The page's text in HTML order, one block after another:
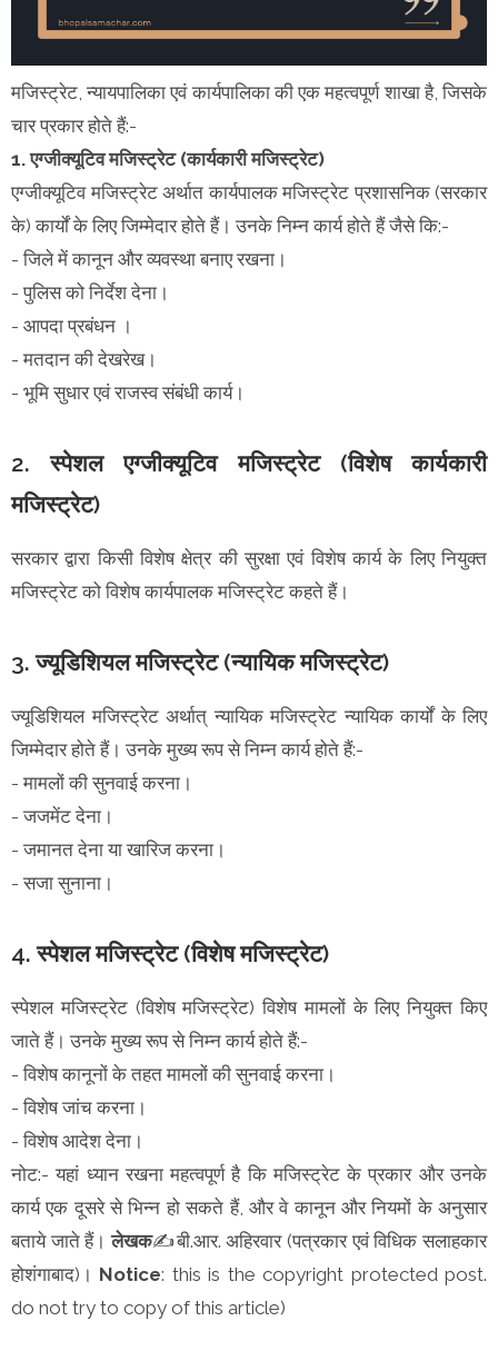
मजिस्ट्रेट, न्यायपालिका एवं कार्यपालिका की एक महत्वपूर्ण शाखा है, जिसके
चार प्रकार होते हैं:-
1. एग्जीक्यूटिव मजिस्ट्रेट (कार्यकारी मजिस्ट्रेट)
एग्जीक्यूटिव मजिस्ट्रेट अर्थात कार्यपालक मजिस्ट्रेट प्रशासनिक (सरकार
के) कार्यों के लिए जिम्मेदार होते हैं। उनके निम्न कार्य होते हैं जैसे कि:-
- जिले में कानून और व्यवस्था बनाए रखना।
- पुलिस को निर्देश देना।
- आपदा प्रबंधन ।
- मतदान की देखरेख।
- भूमि सुधार एवं राजस्व संबंधी कार्य।
2. स्पेशल एग्जीक्यूटिव मजिस्ट्रेट (विशेष कार्यकारी
मजिस्ट्रेट)
सरकार द्वारा किसी विशेष क्षेत्र की सुरक्षा एवं विशेष कार्य के लिए नियुक्त
मजिस्ट्रेट को विशेष कार्यपालक मजिस्ट्रेट कहते हैं।
3. ज्यूडिशियल मजिस्ट्रेट (न्यायिक मजिस्ट्रेट)
ज्यूडिशियल मजिस्ट्रेट अर्थात्‌ न्यायिक मजिस्ट्रेट न्यायिक कार्यों के लिए
जिम्मेदार होते हैं। उनके मुख्य रूप से निम्न कार्य होते हैं:-
- मामलों की सुनवाई करना।
- जजमेंट देना।
- जमानत देना या खारिज करना।
- सजा सुनाना।
4. स्पेशल मजिस्ट्रेट (विशेष मजिस्ट्रेट)
स्पेशल मजिस्ट्रेट (विशेष मजिस्ट्रेट) विशेष मामलों के लिए नियुक्त किए
जाते हैं। उनके मुख्य रूप से निम्न कार्य होते हैं:-
- विशेष कानूनों के तहत मामलों की सुनवाई करना।
- विशेष जांच करना।
- विशेष आदेश देना।
नोट:- यहां ध्यान रखना महत्वपूर्ण है कि मजिस्ट्रेट के प्रकार और उनके
कार्य एक दूसरे से भिन्न हो सकते हैं, और वे कानून और नियमों के अनुसार
बताये जाते हैं।लेखक✍️बी.आर. अहिरवार (पत्रकार एवं विधिक सलाहकार
होशंगाबाद)। Notice: this is the copyright protected post.
do not try to copy of this article)